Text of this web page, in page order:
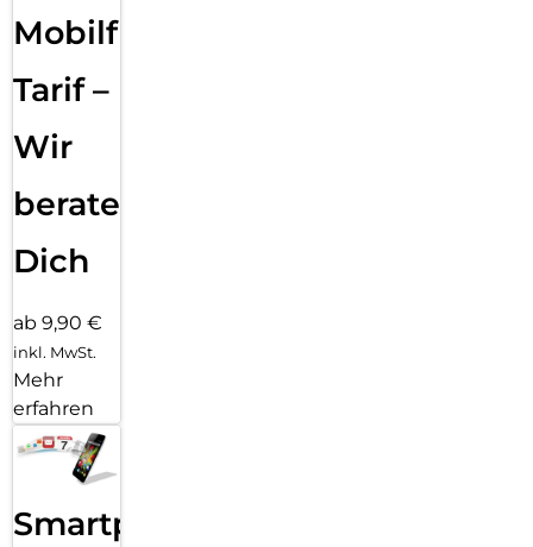
Mobilfunk
Tarif –
Wir
beraten
Dich
ab 9,90 €
inkl. MwSt.
Mehr
erfahren
Smartphone